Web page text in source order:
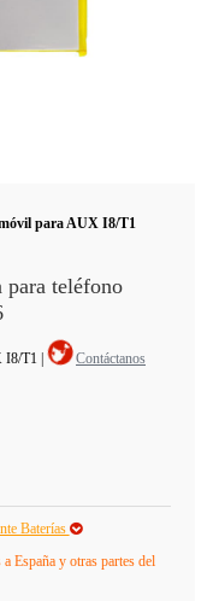
para AUX I8/T1
teléfono
I8/T1 Contáctanos
Baterías
España y otras partes del